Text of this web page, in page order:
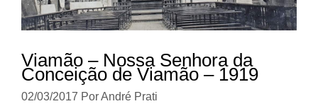
Viamão – Nossa Senhora da
Conceição de Viamão – 1919
02/03/2017 PorAndré Prati